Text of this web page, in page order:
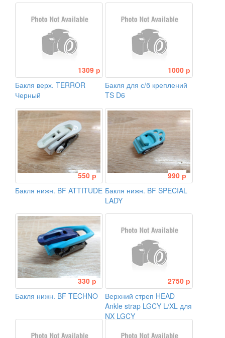
1309 р
Бакля верх. TERROR
Черный
1000 р
Бакля для с/б креплений
TS D6
550 р
Бакля нижн. BF ATTITUDE
990 р
Бакля нижн. BF SPECIAL
LADY
330 р
Бакля нижн. BF TECHNO
2750 р
Верхний стреп HEAD
Ankle strap LGCY L/XL для
NX LGCY